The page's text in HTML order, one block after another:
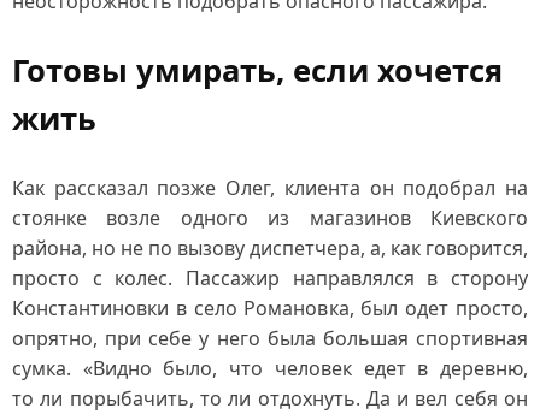
Готовы умирать, если хочется
жить
Как рассказал позже Олег, клиента он подобрал на
стоянке возле одного из магазинов Киевского
района, но не по вызову диспетчера, а, как говорится,
просто с колес. Пассажир направлялся в сторону
Константиновки в село Романовка, был одет просто,
опрятно, при себе у него была большая спортивная
сумка. «Видно было, что человек едет в деревню,
то ли порыбачить, то ли отдохнуть. Да и вел себя он